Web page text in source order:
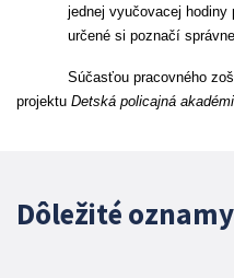
jednej vyučovacej hodiny
určené si poznačí
Súčasťou pracovného
projektu Detská policajná
Dôležité oznamy